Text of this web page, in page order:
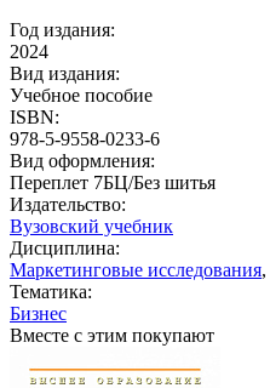
Год издания:
2024
Вид издания:
Учебное пособие
ISBN:
978-5-9558-0233-6
Вид оформления:
Переплет 7БЦ/Без шитья
Издательство:
Вузовский учебник
Дисциплина:
Маркетинговые исследования,
Тематика:
Бизнес
Вместе с этим покупают